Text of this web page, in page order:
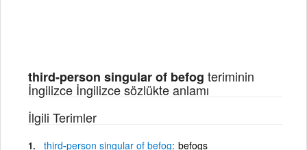
third-person singular of befog teriminin
İngilizce İngilizce sözlükte anlamı
İlgili Terimler
third-person singular of befog befogs